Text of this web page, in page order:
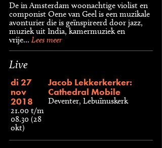
De in Amsterdam woonachtige violist en
componist Oene van Geel is een muzikale
avonturier die is geïnspireerd door jazz,
muziek uit India, kamermuziek en
vrije... Lees meer
Live
di 27
nov
2018
21.00 t/m
08.30 (28
okt)
Jacob Lekkerkerker:
Cathedral Mobile
Deventer, Lebuïnuskerk